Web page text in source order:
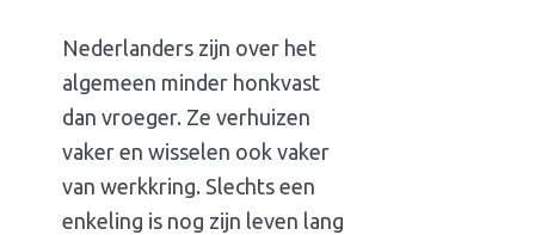
Nederlanders zijn over het
algemeen minder honkvast
dan vroeger. Ze verhuizen
vaker en wisselen ook vaker
van werkkring. Slechts een
enkeling is nog zijn leven lang